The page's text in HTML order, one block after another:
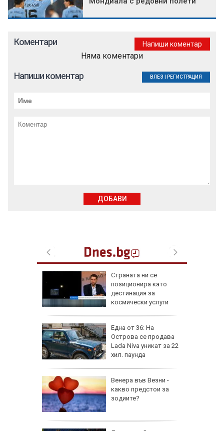
Страната ни се
позиционира като
дестинация за
космически услуги
Една от 36: На
Острова се продава
Lada Niva уникат за 22
хил. паунда
Венера във Везни -
какво предстои за
зодиите?
Коментари Напиши коментар
Няма коментари
Напиши коментар ВЛЕЗ РЕГИСТРАЦИЯ
ДОБАВИ